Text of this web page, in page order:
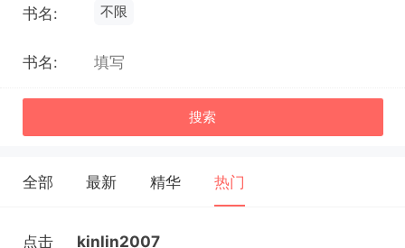
书名: 不限
书名:
搜索
全部 最新 精华 热门
点击
kinlin2007